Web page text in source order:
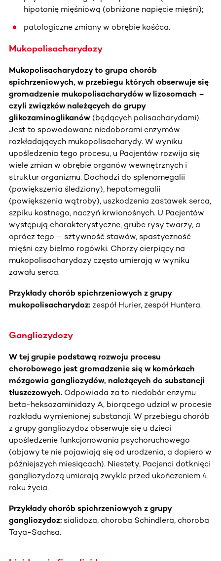
hipotonię mięśniową (obniżone napięcie mięśni);
patologiczne zmiany w obrębie kośćca.
Mukopolisacharydozy
Mukopolisacharydozy to grupa chorób
spichrzeniowych, w przebiegu których obserwuje się
gromadzenie mukopolisacharydów w lizosomach –
czyli związków należących do grupy
glikozaminoglikanów (będących polisacharydami).
Jest to spowodowane niedoborami enzymów
rozkładających mukopolisacharydy. W wyniku
upośledzenia tego procesu, u Pacjentów rozwija się
wiele zmian w obrębie organów wewnętrznych i
struktur organizmu. Dochodzi do splenomegalii
(powiększenia śledziony), hepatomegalii
(powiększenia wątroby), uszkodzenia zastawek serca,
szpiku kostnego, naczyń krwionośnych. U Pacjentów
występują charakterystyczne, grube rysy twarzy, a
oprócz tego – sztywność stawów, spastyczność
mięśni czy bielmo rogówki. Chorzy cierpiący na
mukopolisacharydozy często umierają w wyniku
zawału serca.
Przykłady chorób spichrzeniowych z grupy
mukopolisacharydoz: zespół Hurier, zespół Huntera.
Gangliozydozy
W tej grupie podstawą rozwoju procesu
chorobowego jest gromadzenie się w komórkach
mózgowia gangliozydów, należących do substancji
tłuszczowych. Odpowiada za to niedobór enzymu
beta-heksozaminidazy A, biorącego udział w procesie
rozkładu wymienionej substancji. W przebiegu chorób
z grupy gangliozydoz obserwuje się u dzieci
upośledzenie funkcjonowania psychoruchowego
(objawy te nie pojawiają się od urodzenia, a dopiero w
późniejszych miesiącach). Niestety, Pacjenci dotknięci
gangliozydozą umierają zwykle przed ukończeniem 4.
roku życia.
Przykłady chorób spichrzeniowych z grupy
gangliozydoz: sialidoza, choroba Schindlera, choroba
Taya-Sachsa.